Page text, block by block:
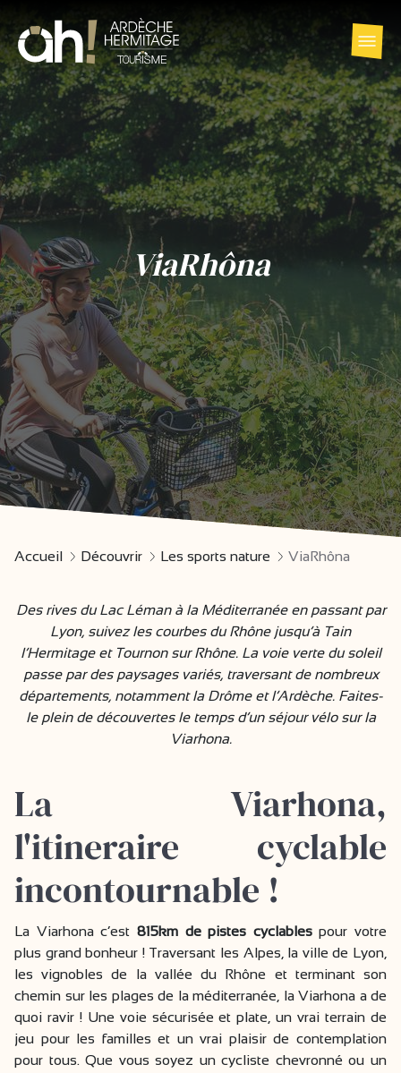
ViaRhôna
Accueil Découvrir Les sports nature ViaRhôna
Des rives du Lac Léman à la Méditerranée en passant par
Lyon, suivez les courbes du Rhône jusqu’à Tain
l’Hermitage et Tournon sur Rhône. La voie verte du soleil
passe par des paysages variés, traversant de nombreux
départements, notamment la Drôme et l’Ardèche. Faites-
le plein de découvertes le temps d’un séjour vélo sur la
Viarhona.
La Viarhona,
l'itineraire cyclable
incontournable !
La Viarhona c’est 815km de pistes cyclablespour votre
plus grand bonheur ! Traversant les Alpes, la ville de Lyon,
les vignobles de la vallée du Rhône et terminant son
chemin sur les plages de la méditerranée, la Viarhona a de
quoi ravir ! Une voie sécurisée et plate, un vrai terrain de
jeu pour les familles et un vrai plaisir de contemplation
pour tous. Que vous soyez un cycliste chevronné ou un